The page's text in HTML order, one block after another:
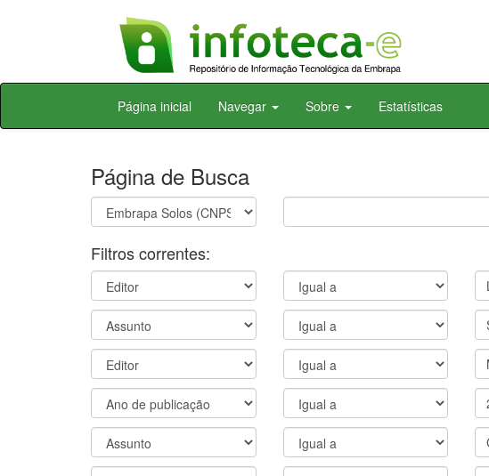
Skip
Página inicial Navegar Sobre Estatísticas
Página de Busca
Filtros correntes: